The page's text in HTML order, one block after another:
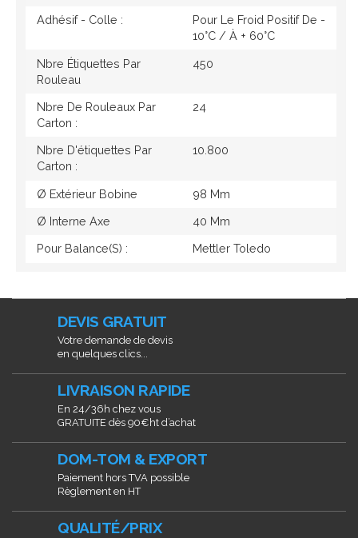
Adhésif - Colle :
Pour Le Froid Positif De -
10°c / À + 60°c
Nbre Étiquettes Par
Rouleau
450
Nbre De Rouleaux Par
Carton :
24
Nbre D'étiquettes Par
Carton :
10.800
Ø Extérieur Bobine 98 Mm
Ø Interne Axe 40 Mm
Pour Balance(s) : Mettler Toledo
DEVIS GRATUIT
Votre demande de devis
en quelques clics...
LIVRAISON RAPIDE
En 24/36h chez vous
GRATUITE dès 90€ht d’achat
DOM-TOM & EXPORT
Paiement hors TVA possible
Règlement en HT
QUALITÉ/PRIX